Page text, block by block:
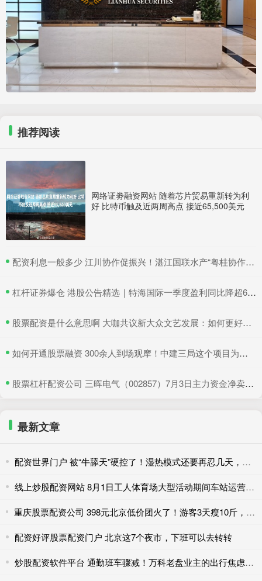
推荐阅读
网络证劵融资网站 随着芯片贸易重新转为利
好 比特币触及近两周高点 接近65,500美元
​配资利息一般多少 江川协作促振兴！湛江国联水产“粤桂协作帮扶车间”在吴川揭牌
​杠杆证券爆仓 港股公告精选｜特海国际一季度盈利同比降超6成 三一国际首季营收超66亿元
​股票配资是什么意思啊 大咖共议新大众文艺发展：如何更好地与时代同频共振
​如何开通股票融资 300余人到场观摩！中建三局这个项目为安全生产示范
​股票杠杆配资公司 三晖电气（002857）7月3日主力资金净卖出820.19万元
最新文章
配资世界门户 被“牛舔天”硬控了！湿热模式还要再忍几天，防暑必看
线上炒股配资网站 8月1日工人体育场大型活动期间车站运营措施调整
重庆股票配资公司 398元北京低价团火了！游客3天瘦10斤，网友吐槽二十年没变样
配资好评股票配资门户 北京这7个夜市，下班可以去转转
炒股配资软件平台 通勤班车骤减！万科老盘业主的出行焦虑待解……